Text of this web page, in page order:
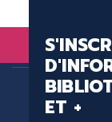
ET +